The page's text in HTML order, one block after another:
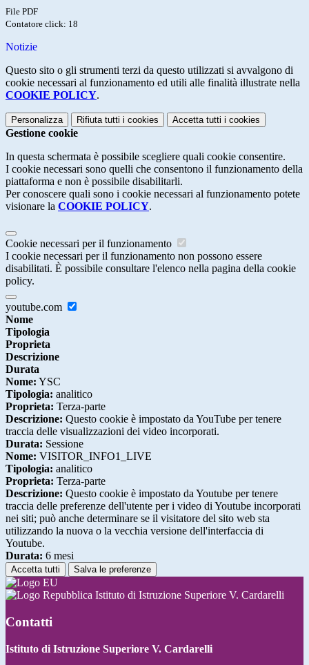
File PDF
Contatore click: 18
Notizie
Questo sito o gli strumenti terzi da questo utilizzati si avvalgono di
cookie necessari al funzionamento ed utili alle finalità illustrate nella
COOKIE POLICY.
Personalizza Rifiuta tutti i cookies Accetta tutti i cookies
Gestione cookie
In questa schermata è possibile scegliere quali cookie consentire.
I cookie necessari sono quelli che consentono il funzionamento della
piattaforma e non è possibile disabilitarli.
Per conoscere quali sono i cookie necessari al funzionamento potete
visionare la COOKIE POLICY.
Cookie necessari per il funzionamento
I cookie necessari per il funzionamento non possono essere
disabilitati. È possibile consultare l'elenco nella pagina della cookie
policy.
youtube.com
Nome
Tipologia
Proprieta
Descrizione
Durata
Nome: YSC
Tipologia: analitico
Proprieta: Terza-parte
Descrizione: Questo cookie è impostato da YouTube per tenere
traccia delle visualizzazioni dei video incorporati.
Durata: Sessione
Nome: VISITOR_INFO1_LIVE
Tipologia: analitico
Proprieta: Terza-parte
Descrizione: Questo cookie è impostato da Youtube per tenere
traccia delle preferenze dell'utente per i video di Youtube incorporati
nei siti; può anche determinare se il visitatore del sito web sta
utilizzando la nuova o la vecchia versione dell'interfaccia di
Youtube.
Durata: 6 mesi
Accetta tutti Salva le preferenze
Istituto di Istruzione Superiore V. Cardarelli
Contatti
Istituto di Istruzione Superiore V. Cardarelli